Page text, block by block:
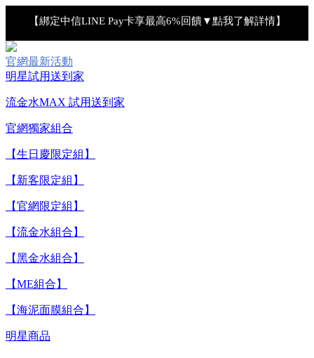
【綁定中信LINE Pay卡享最高6%回饋▼點我了解詳情】
【重要公告】IPSA 無法驗證非官方通路銷售之品牌商品的真實
性，也無法協助此類商品的售後服務
【重要公告】IPSA 無法驗證非官方通路銷售之品牌商品的真實
官網最新活動
明星試用送到家
流金水MAX 試用送到家
官網獨家組合
【生日慶限定組】
【新客限定組】
【官網限定組】
【流金水組合】
【黑金水組合】
【ME組合】
【海泥面膜組合】
明星商品